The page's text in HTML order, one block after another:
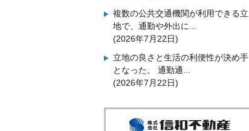
複数の公共交通機関が利用できる立
地で、通勤や外出に...
(2026年7月22日)
立地の良さと生活の利便性が決め手
となった。 通勤通...
(2026年7月22日)